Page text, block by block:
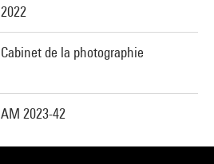
2022
Cabinet de la photographie
AM 2023-42